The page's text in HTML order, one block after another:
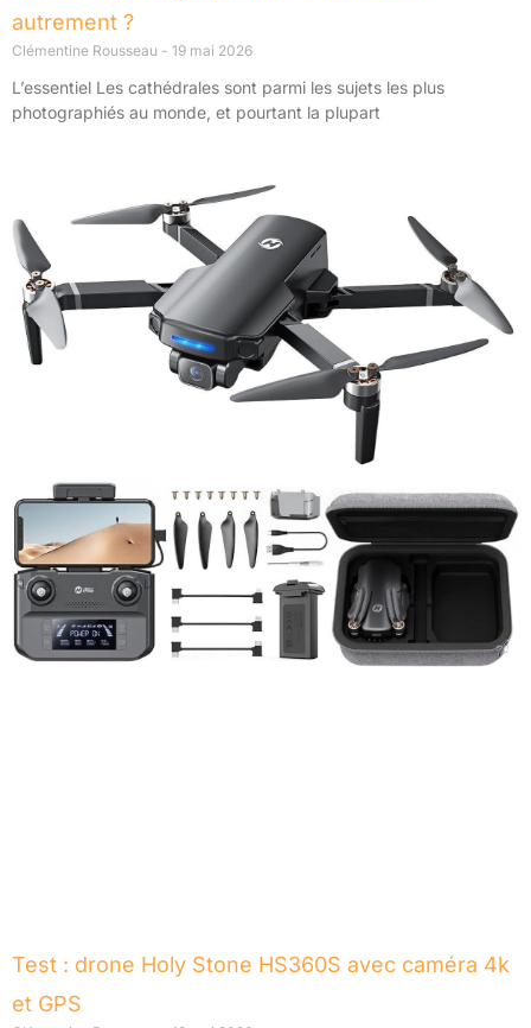
autrement ?
Clémentine Rousseau 19 mai 2026
L’essentiel Les cathédrales sont parmi les sujets les plus
photographiés au monde, et pourtant la plupart
Test : drone Holy Stone HS360S avec caméra 4k
et GPS